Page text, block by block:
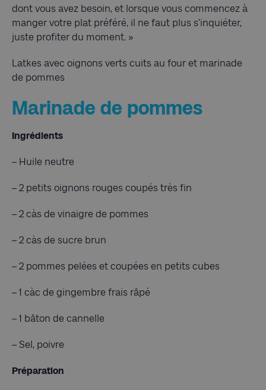
dont vous avez besoin, et lorsque vous commencez à
manger votre plat préféré, il ne faut plus s’inquiéter,
juste profiter du moment. »
Latkes avec oignons verts cuits au four et marinade
de pommes
Marinade de pommes
Ingrédients
– Huile neutre
– 2 petits oignons rouges coupés très fin
– 2 càs de vinaigre de pommes
– 2 càs de sucre brun
– 2 pommes pelées et coupées en petits cubes
– 1 càc de gingembre frais râpé
– 1 bâton de cannelle
– Sel, poivre
Préparation